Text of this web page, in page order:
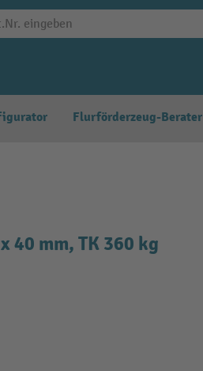
Flurförderzeug-Berater
40 mm, TK 360 kg